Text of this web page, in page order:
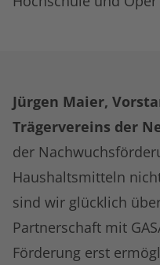
Jürgen Maier,
Trägervereins der
der
Haushaltsmitteln
sind wir glücklich
Partnerschaft mit
Förderung erst